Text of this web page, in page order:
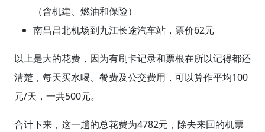
（含机建、燃油和保险）
南昌昌北机场到九江长途汽车站，票价62元
以上是大的花费，因为有刷卡记录和票根在所以记得都还
清楚，每天买水喝、餐费及公交费用，可以算作平均100
元/天，一共500元。
合计下来，这一趟的总花费为4782元，除去来回的机票